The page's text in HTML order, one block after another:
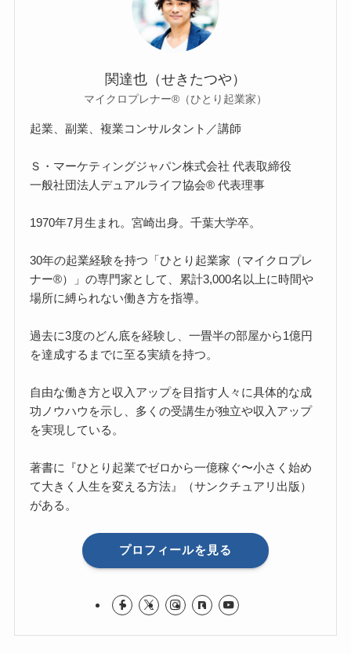
関達也（せきたつや）
マイクロプレナー®（ひとり起業家）
起業、副業、複業コンサルタント／講師
Ｓ・マーケティングジャパン株式会社 代表取締役
一般社団法人デュアルライフ協会® 代表理事
1970年7月生まれ。宮崎出身。千葉大学卒。
30年の起業経験を持つ「ひとり起業家（マイクロプレ
ナー®）」の専門家として、累計3,000名以上に時間や
場所に縛られない働き方を指導。
過去に3度のどん底を経験し、一畳半の部屋から1億円
を達成するまでに至る実績を持つ。
自由な働き方と収入アップを目指す人々に具体的な成
功ノウハウを示し、多くの受講生が独立や収入アップ
を実現している。
著書に『ひとり起業でゼロから一億稼ぐ〜小さく始め
て大きく人生を変える方法』（サンクチュアリ出版）
がある。
プロフィールを見る